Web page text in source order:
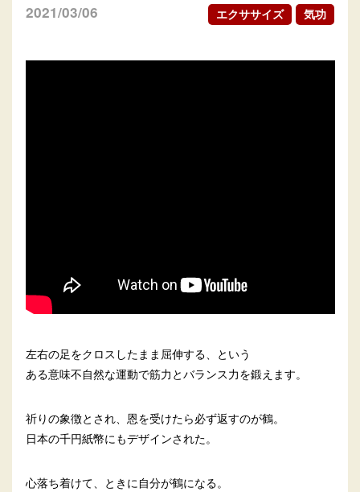
2021/03/06 エクササイズ 気功
左右の足をクロスしたまま屈伸する、という
ある意味不自然な運動で筋力とバランス力を鍛えます。
祈りの象徴とされ、恩を受けたら必ず返すのが鶴。
日本の千円紙幣にもデザインされた。
心落ち着けて、ときに自分が鶴になる。